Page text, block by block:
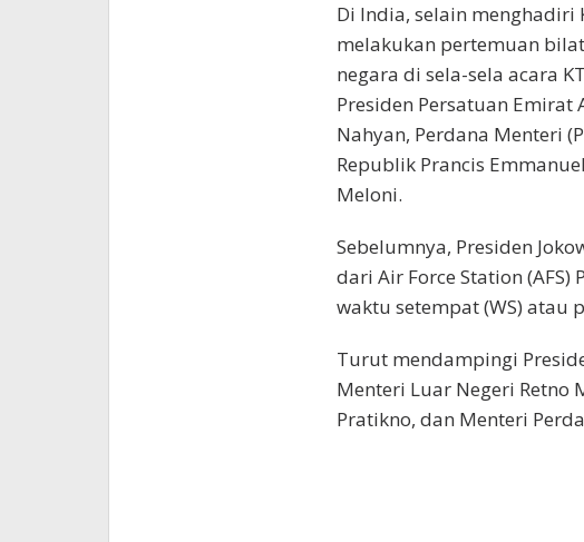
Di India, selain menghadiri
melakukan pertemuan
negara di sela-sela acara
Presiden Persatuan Emirat
Nahyan, Perdana Menteri
Republik Prancis
Meloni.
Sebelumnya, Presiden
dari Air Force Station
waktu setempat (WS) atau
Turut mendampingi
Menteri Luar Negeri Retno
Pratikno, dan Menteri